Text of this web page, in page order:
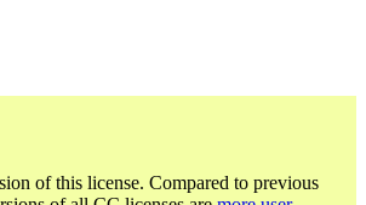
of this license. Compared to previous